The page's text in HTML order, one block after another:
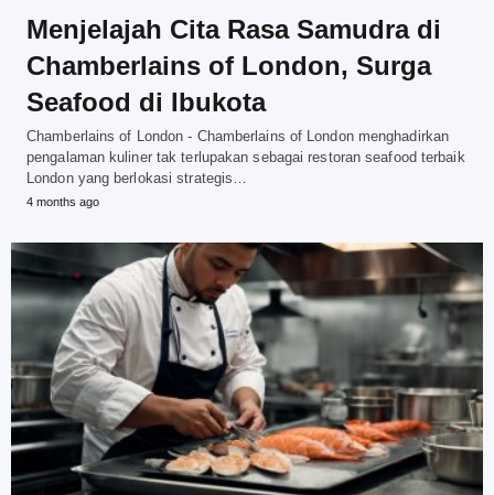
Menjelajah Cita Rasa Samudra di
Chamberlains of London, Surga
Seafood di Ibukota
Chamberlains of London - Chamberlains of London menghadirkan
pengalaman kuliner tak terlupakan sebagai restoran seafood terbaik
London yang berlokasi strategis…
4 months ago